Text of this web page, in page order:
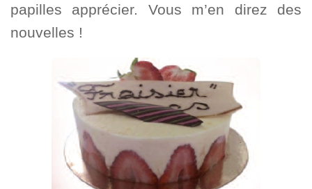
papilles apprécier. Vous m’en direz des
nouvelles !